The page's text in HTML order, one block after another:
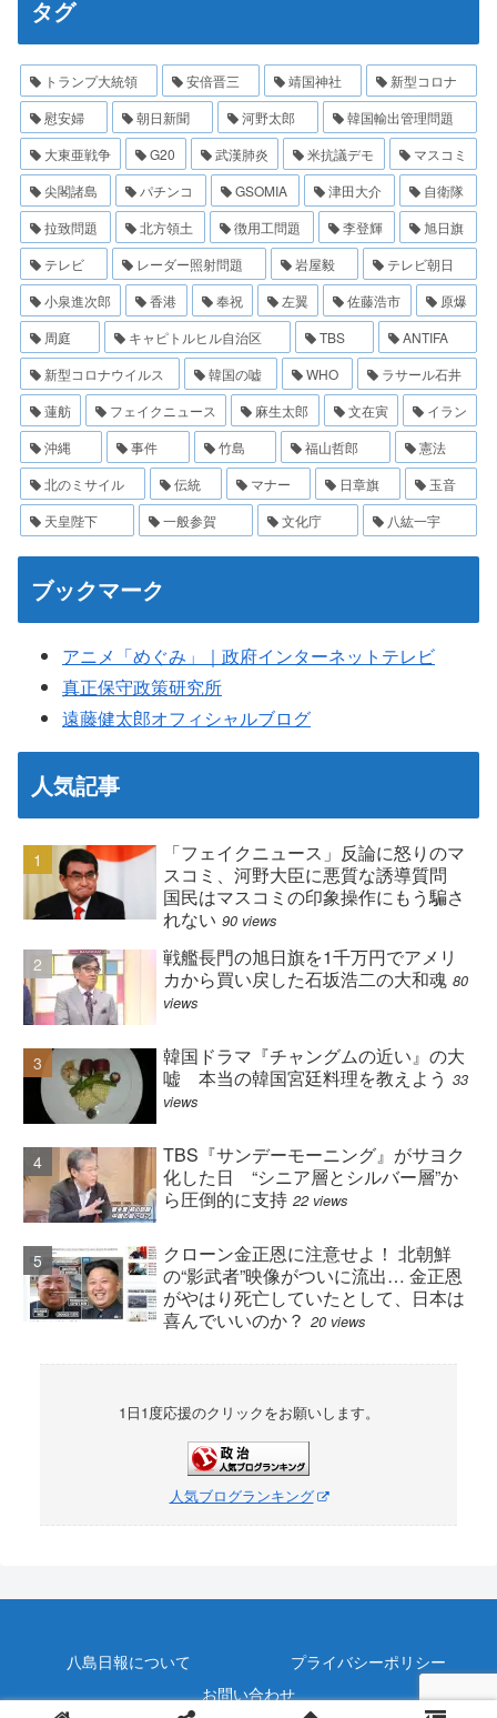
タグ
トランプ大統領 安倍晋三 靖国神社
新型コロナ
慰安婦
朝日新聞 河野太郎
韓国輸出管理問題
大東亜戦争
G20 武漢肺炎 米抗議デモ
マスコミ
尖閣諸島
パチンコ GSOMIA 津田大介
自衛隊
拉致問題
北方領土 徴用工問題 李登輝
旭日旗
テレビ
レーダー照射問題 岩屋毅
テレビ朝日
小泉進次郎
香港 奉祝 左翼 佐藤浩市
原爆
周庭
キャピトルヒル自治区 TBS
ANTIFA
新型コロナウイルス
韓国の嘘 WHO
ラサール石井
蓮舫
フェイクニュース 麻生太郎 文在寅
イラン
沖縄
事件 竹島 福山哲郎
憲法
北のミサイル
伝統 マナー 日章旗
玉音
天皇陛下
一般参賀 文化庁 八紘一宇
ブックマーク
アニメ「めぐみ」｜政府インターネットテレビ
真正保守政策研究所
遠藤健太郎オフィシャルブログ
人気記事
「フェイクニュース」反論に怒りのマ
スコミ、河野大臣に悪質な誘導質問
国民はマスコミの印象操作にもう騙さ
れない 90 views
戦艦長門の旭日旗を1千万円でアメリ
カから買い戻した石坂浩二の大和魂 80
views
韓国ドラマ『チャングムの近い』の大
嘘 本当の韓国宮廷料理を教えよう 33
views
TBS『サンデーモーニング』がサヨク
化した日 “シニア層とシルバー層”か
ら圧倒的に支持 22 views
クローン金正恩に注意せよ！ 北朝鮮
の“影武者”映像がついに流出… 金正恩
がやはり死亡していたとして、日本は
喜んでいいのか？ 20 views
1日1度応援のクリックをお願いします。
人気ブログランキング
八島日報について
プライバシーポリシー
お問い合わせ